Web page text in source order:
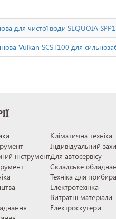
для чистої води SEQUOIA
Vulkan SCST100 для
інструмент
Кліматична техніка
Індивідуальний
Для автосервісу
Складське
Техніка для
Електротехніка
Витратні матеріали
Електроскутери